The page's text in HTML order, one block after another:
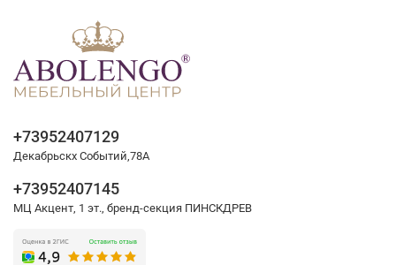
+73952407129
Декабрьскх Событий,78А
+73952407145
МЦ Акцент, 1 эт., бренд-секция ПИНСКДРЕВ